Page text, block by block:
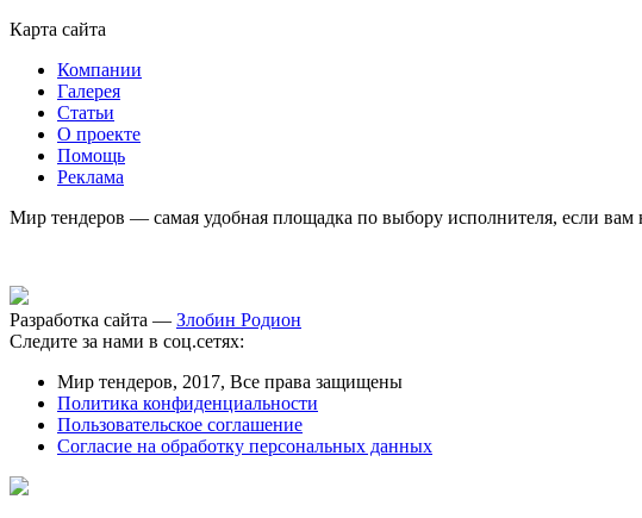
Карта сайта
Компании
Галерея
Статьи
О проекте
Помощь
Реклама
Мир тендеров — самая удобная площадка по выбору исполнителя, если
Разработка сайта — Злобин Родион
Следите за нами в соц.сетях:
Мир тендеров, 2017, Все права защищены
Политика конфиденциальности
Пользовательское соглашение
Согласие на обработку персональных данных